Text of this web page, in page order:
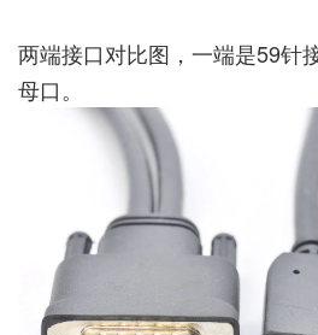
两端接口对比图，一端是59针
母口。